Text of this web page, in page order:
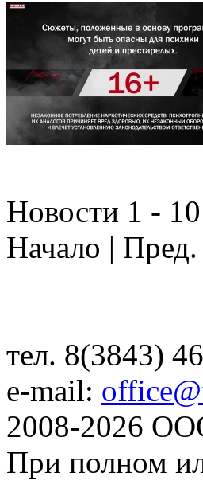
Новости 1 -
Начало | Пред.
тел. 8(3843)
e-mail:
2008-2026
При полном